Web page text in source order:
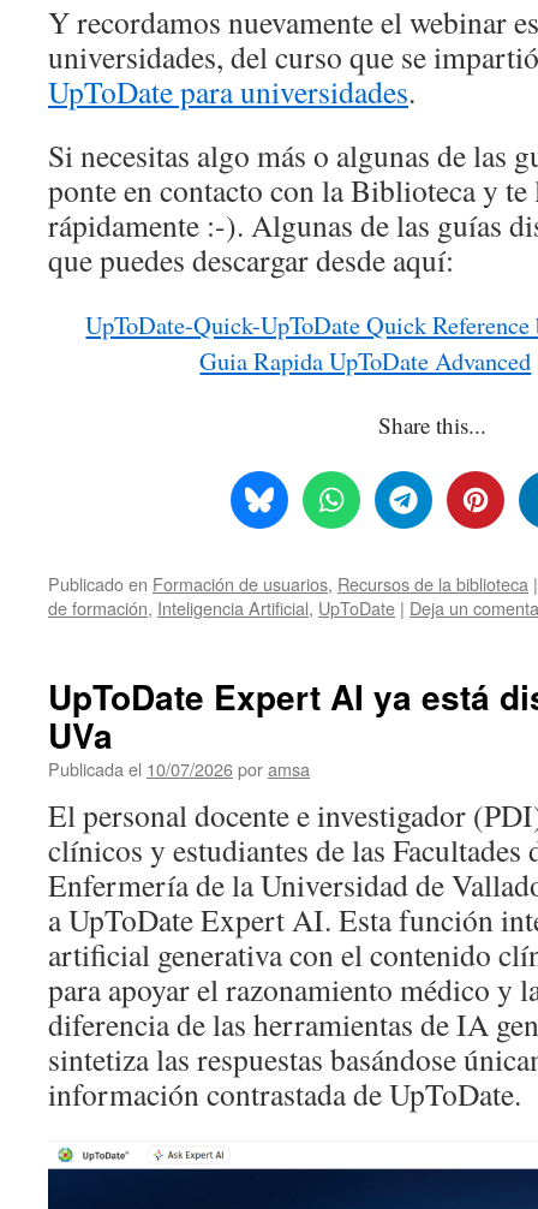
Y recordamos nuevamente el webinar
universidades, del curso que se
UpToDate para universidades.
Si necesitas algo más o algunas de las
ponte en contacto con la Biblioteca y
rápidamente :-). Algunas de las guías
que puedes descargar desde aquí:
UpToDate-Quick-UpToDate Quick
Guia Rapida UpToDate Advanced
Share this...
Publicado en Formación de usuarios, Recursos de la biblioteca |
de formación, Inteligencia Artificial, UpToDate | Deja un
UpToDate Expert AI ya está
UVa
Publicada el 10/07/2026poramsa
El personal docente e investigador
clínicos y estudiantes de las
Enfermería de la Universidad de
a UpToDate Expert AI. Esta función
artificial generativa con el contenido
para apoyar el razonamiento médico y
diferencia de las herramientas de IA
sintetiza las respuestas basándose
información contrastada de UpToDate.